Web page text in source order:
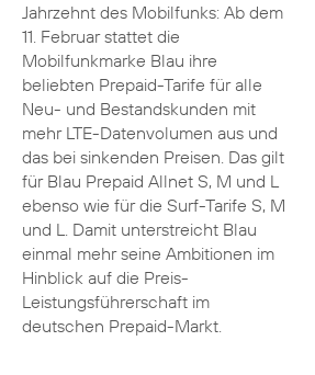
Jahrzehnt des Mobilfunks: Ab dem
11. Februar stattet die
Mobilfunkmarke Blau ihre
beliebten Prepaid-Tarife für alle
Neu- und Bestandskunden mit
mehr LTE-Datenvolumen aus und
das bei sinkenden Preisen. Das gilt
für Blau Prepaid Allnet S, M und L
ebenso wie für die Surf-Tarife S, M
und L. Damit unterstreicht Blau
einmal mehr seine Ambitionen im
Hinblick auf die Preis-
Leistungsführerschaft im
deutschen Prepaid-Markt.